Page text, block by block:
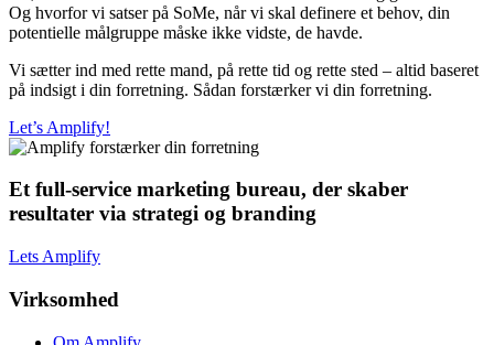
Og hvorfor vi satser på SoMe, når vi skal definere et behov, din
potentielle målgruppe måske ikke vidste, de havde.
Vi sætter ind med rette mand, på rette tid og rette sted – altid baseret
på indsigt i din forretning. Sådan forstærker vi din forretning.
Let’s Amplify!
Et full-service marketing bureau, der skaber
resultater via strategi og branding
Lets Amplify
Virksomhed